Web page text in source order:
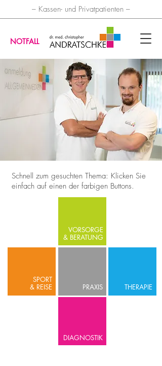
– Kassen- und Privatpatienten –
NOTFALL
Schnell zum gesuchten Thema: Klicken Sie
einfach auf einen der farbigen Buttons.
VORSORGE
& BERATUNG
SPORT
& REISE
PRAXIS THERAPIE
DIAGNOSTIK